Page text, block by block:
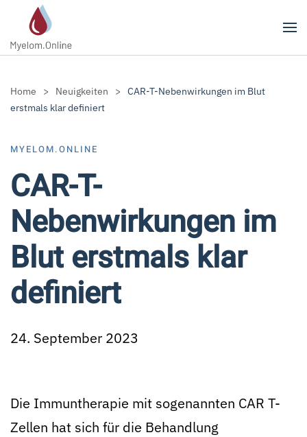
Zum Hauptinhalt springen
Home Neuigkeiten
CAR-T-Nebenwirkungen im Blut
erstmals klar definiert
MYELOM.ONLINE
CAR-T-
Nebenwirkungen im
Blut erstmals klar
definiert
24. September 2023
Die Immuntherapie mit sogenannten CAR T-
Zellen hat sich für die Behandlung